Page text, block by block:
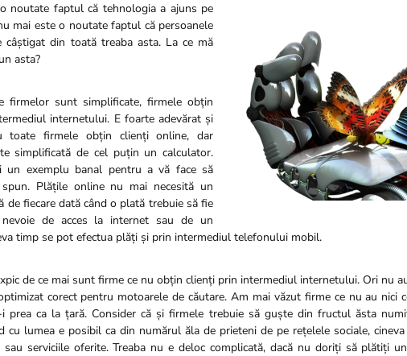
noutate faptul că tehnologia a ajuns pe
mai este o noutate faptul că persoanele
câștigat din toată treaba asta. La ce mă
asta?
firmelor sunt simplificate, firmele obțin
internetului. E foarte adevărat și
toate firmele obțin clienți online, dar
simplificată de cel puțin un calculator.
un exemplu banal pentru a vă face să
Plățile online nu mai necesită un
de fiecare dată când o plată trebuie să fie
de acces la internet sau de un
timp se pot efectua plăți și prin intermediul telefonului mobil.
de ce mai sunt firme ce nu obțin clienți prin intermediul internetului. Ori nu
corect pentru motoarele de căutare. Am mai văzut firme ce nu au nici
i prea ca la țară. Consider că și firmele trebuie să guște din fructul ăsta
cu lumea e posibil ca din numărul ăla de prieteni de pe rețelele sociale,
sau serviciile oferite. Treaba nu e deloc complicată, dacă nu doriți să plătiți